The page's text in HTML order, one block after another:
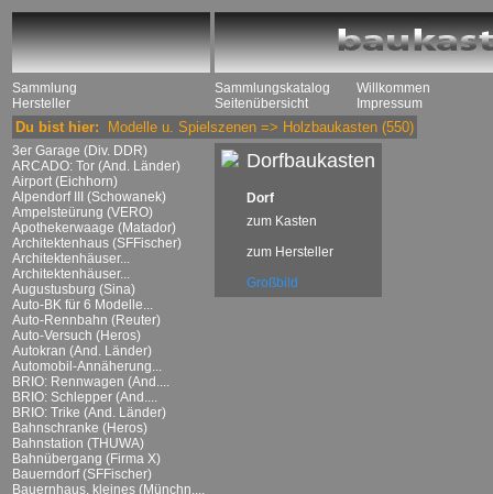
Sammlung
Hersteller
Sammlungskatalog
Seitenübersicht
Willkommen
Impressum
Du bist hier: Modelle u. Spielszenen => Holzbaukasten (550)
3er Garage (Div. DDR)
ARCADO: Tor (And. Länder)
Airport (Eichhorn)
Alpendorf III (Schowanek)
Ampelsteürung (VERO)
Apothekerwaage (Matador)
Architektenhaus (SFFischer)
Architektenhäuser...
Architektenhäuser...
Augustusburg (Sina)
Auto-BK für 6 Modelle...
Auto-Rennbahn (Reuter)
Auto-Versuch (Heros)
Autokran (And. Länder)
Automobil-Annäherung...
BRIO: Rennwagen (And....
BRIO: Schlepper (And....
BRIO: Trike (And. Länder)
Bahnschranke (Heros)
Bahnstation (THUWA)
Bahnübergang (Firma X)
Bauerndorf (SFFischer)
Bauernhaus, kleines (Münchn....
Dorfbaukasten
Dorf
zum Kasten
zum Hersteller
Großbild